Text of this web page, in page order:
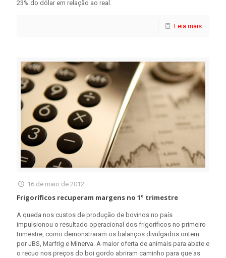
23% do dólar em relação ao real.
Leia mais
16 de maio de 2012
Frigoríficos recuperam margens no 1º trimestre
A queda nos custos de produção de bovinos no país
impulsionou o resultado operacional dos frigoríficos no primeiro
trimestre, como demonstraram os balanços divulgados ontem
por JBS, Marfrig e Minerva. A maior oferta de animais para abate e
o recuo nos preços do boi gordo abriram caminho para que as